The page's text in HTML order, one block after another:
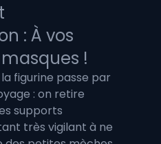
: À vos
!
figurine passe par
: on retire
supports
très vigilant à ne